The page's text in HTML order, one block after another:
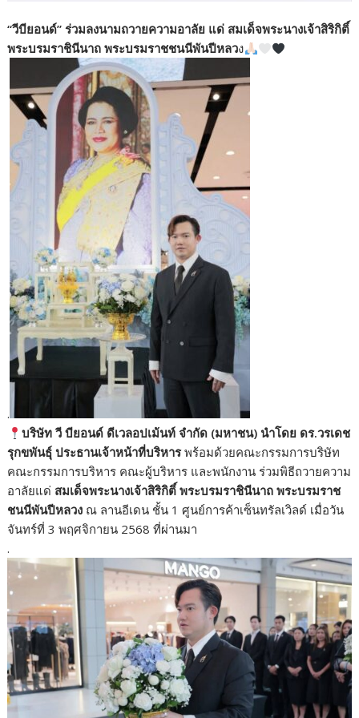
“วีบียอนด์” ร่วมลงนามถวายความอาลัย แด่ สมเด็จพระนางเจ้าสิริกิติ์
พระบรมราชินีนาถ พระบรมราชชนนีพันปีหลวง
.
บริษัท วี บียอนด์ ดีเวลอปเม้นท์ จำกัด (มหาชน) นำโดย ดร.วรเดช
รุกขพันธุ์ ประธานเจ้าหน้าที่บริหารพร้อมด้วยคณะกรรมการบริษัท
คณะกรรมการบริหาร คณะผู้บริหาร และพนักงาน ร่วมพิธีถวายความ
อาลัยแด่ สมเด็จพระนางเจ้าสิริกิติ์ พระบรมราชินีนาถ พระบรมราช
ชนนีพันปีหลวง ณ ลานอีเดน ชั้น 1 ศูนย์การค้าเซ็นทรัลเวิลด์ เมื่อวัน
จันทร์ที่ 3 พฤศจิกายน 2568 ที่ผ่านมา
.